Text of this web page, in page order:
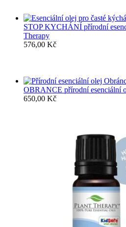
STOP KYCHÁNÍ přírodní
Therapy
576,00 Kč
OBRANCE přírodní esenciální
650,00 Kč